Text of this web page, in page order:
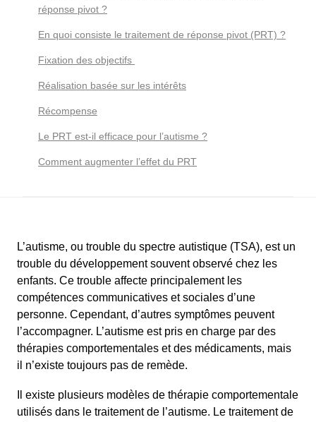
L’autisme, ou trouble du spectre autistique (TSA), est un
trouble du développement souvent observé chez les
enfants. Ce trouble affecte principalement les
compétences communicatives et sociales d’une
personne. Cependant, d’autres symptômes peuvent
l’accompagner. L’autisme est pris en charge par des
thérapies comportementales et des médicaments, mais
il n’existe toujours pas de remède.
Il existe plusieurs modèles de thérapie comportementale
utilisés dans le traitement de l’autisme. Le traitement de
réponse pivot ?
En quoi consiste le traitement de réponse pivot (PRT) ?
Fixation des objectifs
Réalisation basée sur les intérêts
Récompense
Le PRT est-il efficace pour l’autisme ?
Comment augmenter l’effet du PRT